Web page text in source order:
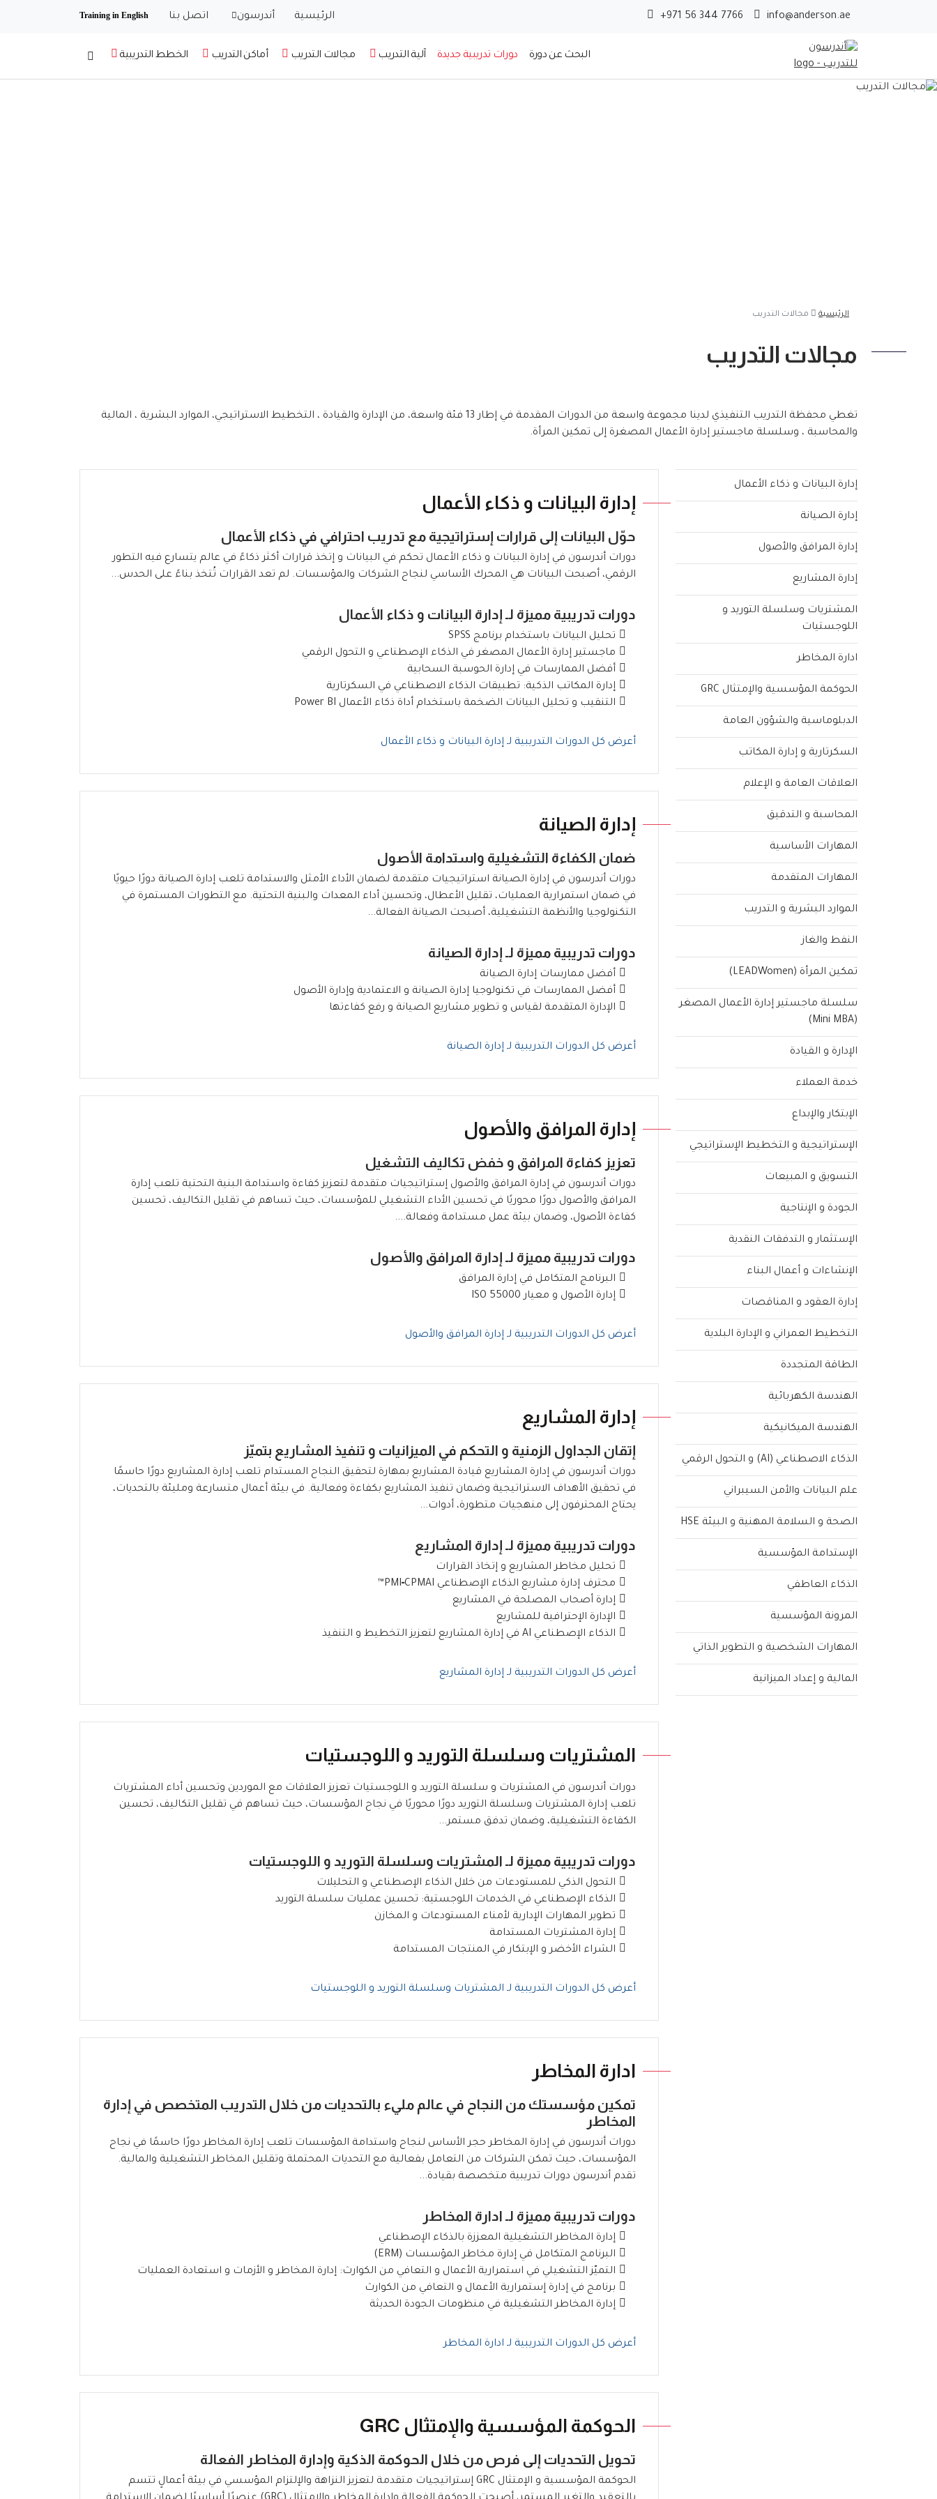
info@anderson.ae
+971 56 344 7766 الرئيسية أندرسون اتصل بنا
البحث عن دورة دورات تدريبية جديدة آلية التدريب مجالات التدريب أماكن التدريب الخطط التدريبية
الرئيسية مجالات التدريب
مجالات التدريب
تغطي محفظة التدريب التنفيذي لدينا مجموعة واسعة من الدورات المقدمة في إطار 13 فئة واسعة، من الإدارة والقيادة ، التخطيط الاستراتيجي، الموارد البشرية ، المالية
والمحاسبة ، وسلسلة ماجستير إدارة الأعمال المصغرة إلى تمكين المرأة.
إدارة البيانات و ذكاء الأعمال
حوّل البيانات إلى قرارات إستراتيجية مع تدريب احترافي في ذكاء الأعمال
دورات أندرسون في إدارة البيانات و ذكاء الأعمال تحكم في البيانات و إتخذ قرارات أكثر ذكاءً في عالم يتسارع فيه التطور
الرقمي، أصبحت البيانات هي المحرك الأساسي لنجاح الشركات والمؤسسات. لم تعد القرارات تُتخذ بناءً على الحدس...
دورات تدريبية مميزة لـ إدارة البيانات و ذكاء الأعمال
تحليل البيانات باستخدام برنامج SPSS
ماجستير إدارة الأعمال المصغر في الذكاء الإصطناعي و التحول الرقمي
أفضل الممارسات في إدارة الحوسبة السحابية
إدارة المكاتب الذكية: تطبيقات الذكاء الاصطناعي في السكرتارية
التنقيب و تحليل البيانات الضخمة باستخدام أداة ذكاء الأعمال Power BI
أعرض كل الدورات التدريبية لـ إدارة البيانات و ذكاء الأعمال
إدارة الصيانة
ضمان الكفاءة التشغيلية واستدامة الأصول
دورات أندرسون في إدارة الصيانة استراتيجيات متقدمة لضمان الأداء الأمثل والاستدامة تلعب إدارة الصيانة دورًا حيويًا
في ضمان استمرارية العمليات، تقليل الأعطال، وتحسين أداء المعدات والبنية التحتية. مع التطورات المستمرة في
التكنولوجيا والأنظمة التشغيلية، أصبحت الصيانة الفعالة...
دورات تدريبية مميزة لـ إدارة الصيانة
أفضل ممارسات إدارة الصيانة
أفضل الممارسات في تكنولوجيا إدارة الصيانة و الاعتمادية وإدارة الأصول
الإدارة المتقدمة لقياس و تطوير مشاريع الصيانة و رفع كفاءتها
أعرض كل الدورات التدريبية لـ إدارة الصيانة
إدارة المرافق والأصول
تعزيز كفاءة المرافق و خفض تكاليف التشغيل
دورات أندرسون في إدارة المرافق والأصول إستراتيجيات متقدمة لتعزيز كفاءة واستدامة البنية التحتية تلعب إدارة
المرافق والأصول دورًا محوريًا في تحسين الأداء التشغيلي للمؤسسات، حيث تساهم في تقليل التكاليف، تحسين
كفاءة الأصول، وضمان بيئة عمل مستدامة وفعالة....
دورات تدريبية مميزة لـ إدارة المرافق والأصول
البرنامج المتكامل في إدارة المرافق
إدارة الأصول و معيار ISO 55000
أعرض كل الدورات التدريبية لـ إدارة المرافق والأصول
إدارة المشاريع
إتقان الجداول الزمنية و التحكم في الميزانيات و تنفيذ المشاريع بتميّز
دورات أندرسون في إدارة المشاريع قيادة المشاريع بمهارة لتحقيق النجاح المستدام تلعب إدارة المشاريع دورًا حاسمًا
في تحقيق الأهداف الاستراتيجية وضمان تنفيذ المشاريع بكفاءة وفعالية. في بيئة أعمال متسارعة ومليئة بالتحديات،
يحتاج المحترفون إلى منهجيات متطورة، أدوات...
دورات تدريبية مميزة لـ إدارة المشاريع
تحليل مخاطر المشاريع و إتخاذ القرارات
محترف إدارة مشاريع الذكاء الإصطناعي PMI‑CPMAI™
إدارة أصحاب المصلحة في المشاريع
الإدارة الإحترافية للمشاريع
الذكاء الإصطناعي AI في إدارة المشاريع لتعزيز التخطيط و التنفيذ
أعرض كل الدورات التدريبية لـ إدارة المشاريع
المشتريات وسلسلة التوريد و اللوجستيات
دورات أندرسون في المشتريات و سلسلة التوريد و اللوجستيات تعزيز العلاقات مع الموردين وتحسين أداء المشتريات
تلعب إدارة المشتريات وسلسلة التوريد دورًا محوريًا في نجاح المؤسسات، حيث تساهم في تقليل التكاليف، تحسين
الكفاءة التشغيلية، وضمان تدفق مستمر...
دورات تدريبية مميزة لـ المشتريات وسلسلة التوريد و اللوجستيات
التحول الذكي للمستودعات من خلال الذكاء الإصطناعي و التحليلات
الذكاء الإصطناعي في الخدمات اللوجستية: تحسين عمليات سلسلة التوريد
تطوير المهارات الإدارية لأمناء المستودعات و المخازن
إدارة المشتريات المستدامة
الشراء الأخضر و الإبتكار في المنتجات المستدامة
أعرض كل الدورات التدريبية لـ المشتريات وسلسلة التوريد و اللوجستيات
ادارة المخاطر
تمكين مؤسستك من النجاح في عالم مليء بالتحديات من خلال التدريب المتخصص في إدارة
المخاطر
دورات أندرسون في إدارة المخاطر حجر الأساس لنجاح واستدامة المؤسسات تلعب إدارة المخاطر دورًا حاسمًا في نجاح
المؤسسات، حيث تمكن الشركات من التعامل بفعالية مع التحديات المحتملة وتقليل المخاطر التشغيلية والمالية.
تقدم أندرسون دورات تدريبية متخصصة بقيادة...
دورات تدريبية مميزة لـ ادارة المخاطر
إدارة المخاطر التشغيلية المعززة بالذكاء الإصطناعي
البرنامج المتكامل في إدارة مخاطر المؤسسات (ERM)
التميّز التشغيلي في استمرارية الأعمال و التعافي من الكوارث: إدارة المخاطر و الأزمات و استعادة العمليات
برنامج في إدارة إستمرارية الأعمال و التعافي من الكوارث
إدارة المخاطر التشغيلية في منظومات الجودة الحديثة
أعرض كل الدورات التدريبية لـ ادارة المخاطر
الحوكمة المؤسسية والإمتثال GRC
تحويل التحديات إلى فرص من خلال الحوكمة الذكية وإدارة المخاطر الفعالة
الحوكمة المؤسسية و الإمتثال GRC إستراتيجيات متقدمة لتعزيز النزاهة والإلتزام المؤسسي في بيئة أعمالٍ تتسم
إدارة البيانات و ذكاء الأعمال
إدارة الصيانة
إدارة المرافق والأصول
إدارة المشاريع
المشتريات وسلسلة التوريد و
اللوجستيات
ادارة المخاطر
الحوكمة المؤسسية والإمتثال GRC
الدبلوماسية والشؤون العامة
السكرتارية و إدارة المكاتب
العلاقات العامة و الإعلام
المحاسبة و التدقيق
المهارات الأساسية
المهارات المتقدمة
الموارد البشرية و التدريب
النفط والغاز
تمكين المرأة (LEADWomen)
سلسلة ماجستير إدارة الأعمال المصغر
(Mini MBA)
الإدارة و القيادة
خدمة العملاء
الإبتكار والإبداع
الإستراتيجية و التخطيط الإستراتيجي
التسويق و المبيعات
الجودة و الإنتاجية
الإستثمار و التدفقات النقدية
الإنشاءات و أعمال البناء
إدارة العقود و المناقصات
التخطيط العمراني و الإدارة البلدية
الطاقة المتجددة
الهندسة الكهربائية
الهندسة الميكانيكية
الذكاء الاصطناعي (AI) و التحول الرقمي
علم البيانات والأمن السيبراني
الصحة و السلامة المهنية و البيئة HSE
الإستدامة المؤسسية
الذكاء العاطفي
المرونة المؤسسية
المهارات الشخصية و التطوير الذاتي
المالية و إعداد الميزانية